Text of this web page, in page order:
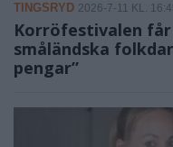
TINGSRYD 2026-7-11 KL.
Korröfestivalen
småländska
pengar”